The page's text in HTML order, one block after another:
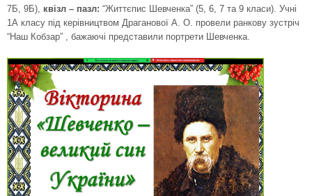
7Б, 9Б), квізл – пазл: “Життєпис Шевченка” (5, 6, 7 та 9 класи). Учні
1А класу під керівництвом Драганової А. О. провели ранкову зустріч
“Наш Кобзар” , бажаючі представили портрети Шевченка.